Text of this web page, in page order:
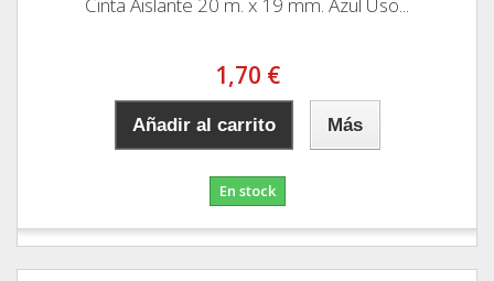
1,70 €
Añadir al carrito Más
En stock